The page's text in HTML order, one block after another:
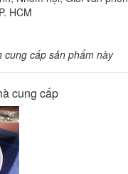
HCM
cung cấp sản phẩm này
cung cấp